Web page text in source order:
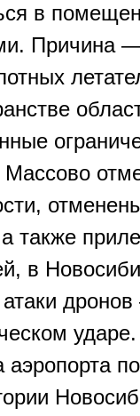
в
Причина
Массово
также
в
аэропорта